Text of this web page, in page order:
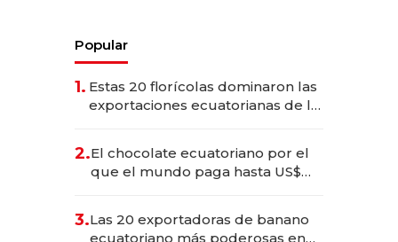
Popular
1. Estas 20 florícolas dominaron las
exportaciones ecuatorianas de la
2.El chocolate ecuatoriano por el
que el mundo paga hasta US$
3.Las 20 exportadoras de banano
ecuatoriano más poderosas en